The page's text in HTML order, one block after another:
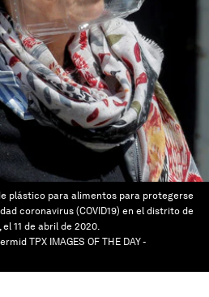
plástico para alimentos para protegerse
coronavirus (COVID19) en el distrito de
el 11 de abril de 2020.
TPX IMAGES OF THE DAY -